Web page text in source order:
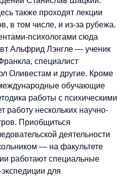
также проходят лекции
в том числе, и из-за рубежа.
психологами сюда
Альфрид Лэнгле — ученик
специалист
Оливестам и другие. Кроме
обучающие
работы с психическими
работу нескольких научно-
Приобщиться
деятельности
— на факультете
работают специальные
для